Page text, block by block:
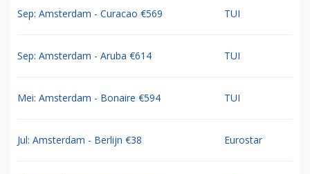
Sep: Amsterdam - Curacao €569 TUI
Sep: Amsterdam - Aruba €614 TUI
Mei: Amsterdam - Bonaire €594 TUI
Jul: Amsterdam - Berlijn €38 Eurostar